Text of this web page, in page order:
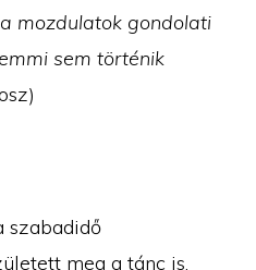
mozdulatok gondolati
sem történik
szabadidő
meg a tánc is.